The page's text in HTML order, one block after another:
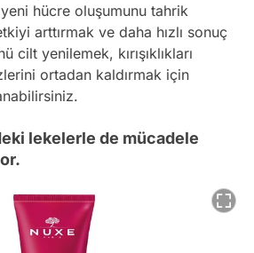
hücre oluşumunu tahrik
arttırmak ve daha hızlı sonuç
cilt yenilemek, kırışıklıkları
ortadan kaldırmak için
lekelerle de mücadele